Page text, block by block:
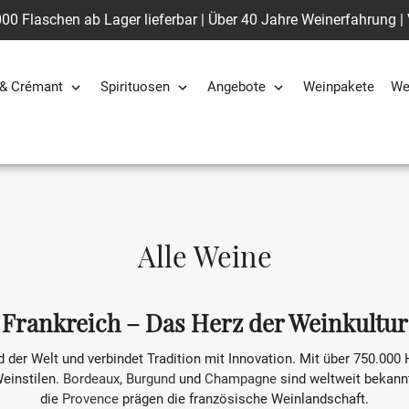
Flaschen ab Lager lieferbar | Über 40 Jahre Weinerfahrung
Crémant Spirituosen Angebote Weinpakete
S
m
m
l
Alle Weine
Frankreich – Das Herz der Weinkultur
Welt und verbindet Tradition mit Innovation. Mit über 750.000
Bordeaux, Burgund und Champagne sind weltweit
die Provence prägen die französische Weinlandschaft.